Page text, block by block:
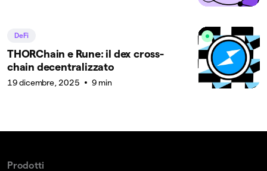
DeFi
THORChain e Rune: il dex cross-
chain decentralizzato
19 dicembre, 2025 9 min
Prodotti